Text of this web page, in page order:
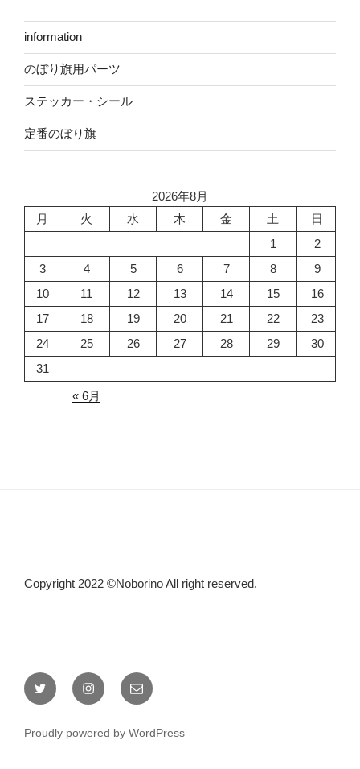
information
のぼり旗用パーツ
ステッカー・シール
定番のぼり旗
2026年8月
月
火 水 木 金 土
日
1
2
3
4 5 6 7 8
9
10
11 12 13 14 15
16
17
18 19 20 21 22
23
24
25 26 27 28 29
30
31
« 6月
Copyright 2022 ©Noborino All right reserved.
Twitter InstagramMail
Proudly powered by WordPress